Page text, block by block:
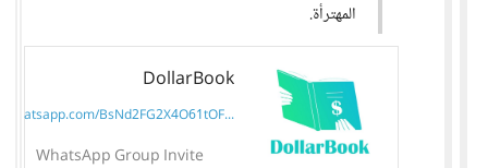
المهترأة.
DollarBook
BsNd2FG2X4O61tOF...
WhatsApp Group Invite